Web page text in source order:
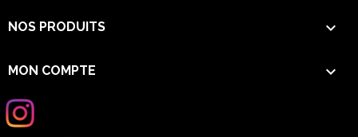
NOS PRODUITS 
MON COMPTE 